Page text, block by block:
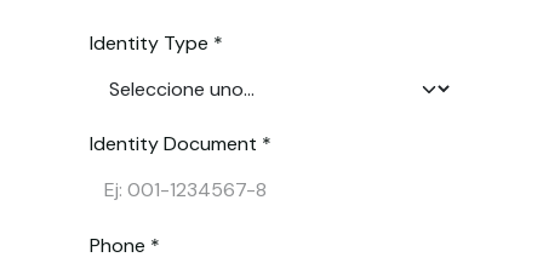
Identity Type *
Identity Document *
Phone *